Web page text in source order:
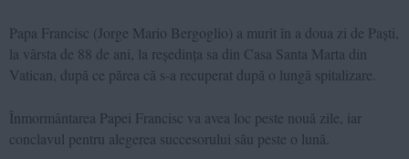
Papa Francisc (Jorge Mario Bergoglio) a murit în a doua zi de Paști,
la vârsta de 88 de ani, la reședința sa din Casa Santa Marta din
Vatican, după ce părea că s-a recuperat după o lungă spitalizare.
Înmormântarea Papei Francisc va avea loc peste nouă zile, iar
conclavul pentru alegerea succesorului său peste o lună.